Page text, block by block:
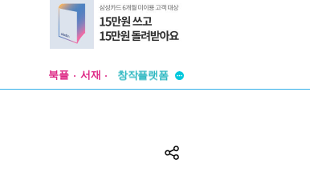
북플 서재
창작플랫폼